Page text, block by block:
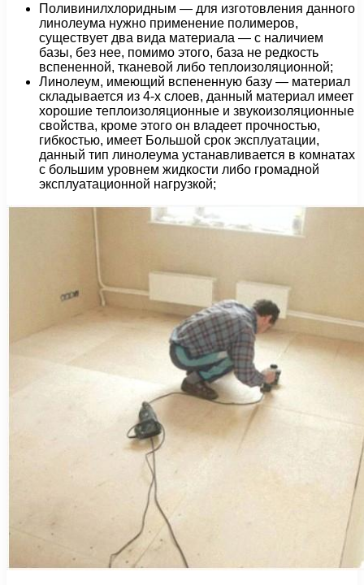
Поливинилхлоридным — для изготовления данного
линолеума нужно применение полимеров,
существует два вида материала — с наличием
базы, без нее, помимо этого, база не редкость
вспененной, тканевой либо теплоизоляционной;
Линолеум, имеющий вспененную базу — материал
складывается из 4-х слоев, данный материал имеет
хорошие теплоизоляционные и звукоизоляционные
свойства, кроме этого он владеет прочностью,
гибкостью, имеет Большой срок эксплуатации,
данный тип линолеума устанавливается в комнатах
с большим уровнем жидкости либо громадной
эксплуатационной нагрузкой;